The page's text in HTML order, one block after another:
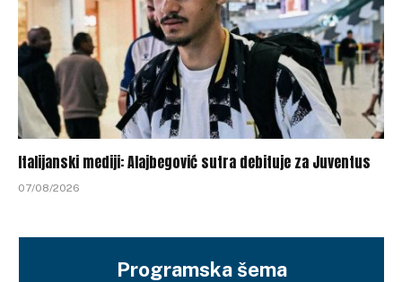
Italijanski mediji: Alajbegović sutra debituje za Juventus
07/08/2026
Programska šema